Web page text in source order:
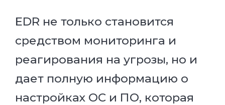
EDR не только становится
средством мониторинга и
реагирования на угрозы, но и
дает полную информацию о
настройках ОС и ПО, которая